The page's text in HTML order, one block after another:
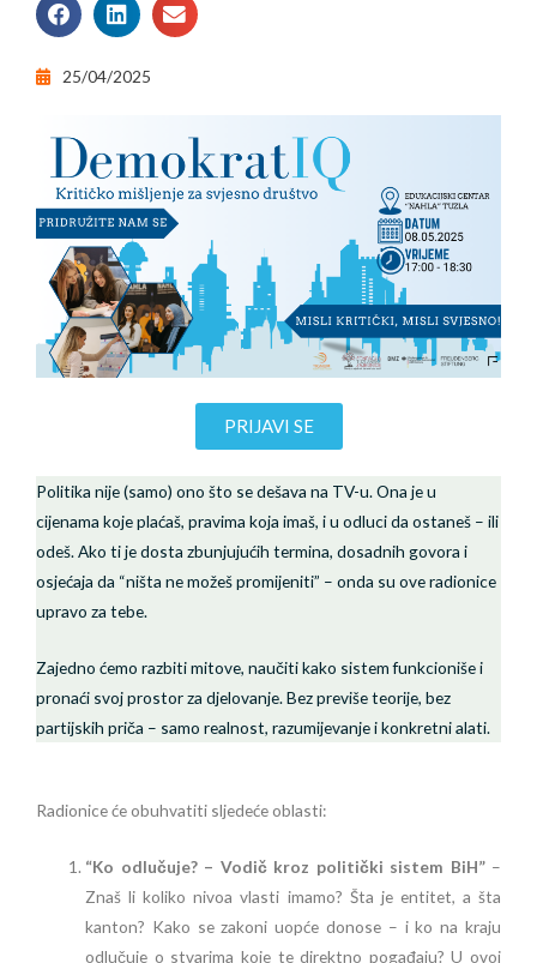
25/04/2025
PRIJAVI SE
Politika nije (samo) ono što se dešava na TV-u. Ona je u
cijenama koje plaćaš, pravima koja imaš, i u odluci da ostaneš – ili
odeš. Ako ti je dosta zbunjujućih termina, dosadnih govora i
osjećaja da “ništa ne možeš promijeniti” – onda su ove radionice
upravo za tebe.
Zajedno ćemo razbiti mitove, naučiti kako sistem funkcioniše i
pronaći svoj prostor za djelovanje. Bez previše teorije, bez
partijskih priča – samo realnost, razumijevanje i konkretni alati.
Radionice će obuhvatiti sljedeće oblasti:
“Ko odlučuje? – Vodič kroz politički sistem BiH”–
Znaš li koliko nivoa vlasti imamo? Šta je entitet, a šta
kanton? Kako se zakoni uopće donose – i ko na kraju
odlučuje o stvarima koje te direktno pogađaju? U ovoj